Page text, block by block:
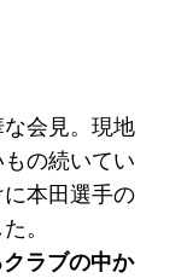
会見。現地
の続いてい
本田選手の
。
ラブの中か